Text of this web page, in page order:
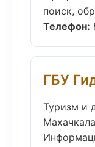
поиск,
Телефон:
ГБУ
Туризм и
Махачкала